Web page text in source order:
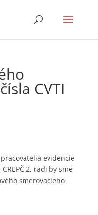
CVTI
evidencie
2, radi by sme
smerovacieho